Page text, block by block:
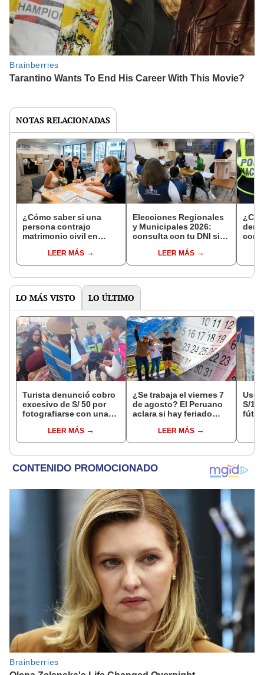
NOTAS RELACIONADAS
¿Cómo saber si una
persona contrajo
matrimonio civil en
LEER MÁS
Elecciones Regionales
y Municipales 2026:
consulta con tu DNI si
de mesa para este 4 de
octubre en el link oficial
LEER MÁS
con
LO MÁS VISTO LO ÚLTIMO
Turista denunció cobro
excesivo de S/ 50 por
fotografiarse con una
Serenazgo recuperó el
dinero
LEER MÁS
¿Se trabaja el viernes 7
de agosto? El Peruano
aclara si hay feriado
del 6 de agosto
LEER MÁS
S/